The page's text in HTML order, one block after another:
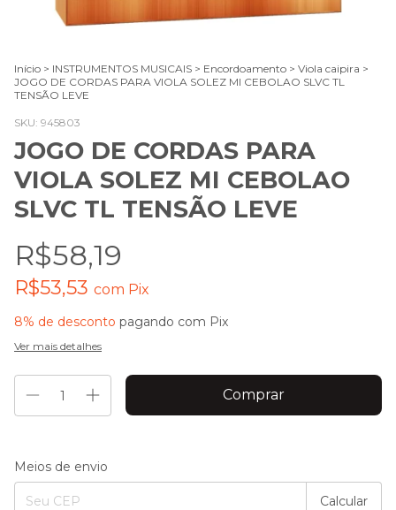
Início > INSTRUMENTOS MUSICAIS > Encordoamento > Viola caipira >
JOGO DE CORDAS PARA VIOLA SOLEZ MI CEBOLAO SLVC TL
TENSÃO LEVE
SKU: 945803
JOGO DE CORDAS PARA
VIOLA SOLEZ MI CEBOLAO
SLVC TL TENSÃO LEVE
R$58,19
R$53,53 com Pix
8% de desconto pagando com Pix
Ver mais detalhes
Entregas para o CEP:
Meios de envio
Calcular